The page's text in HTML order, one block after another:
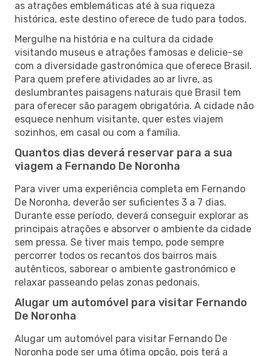
as atrações emblemáticas até à sua riqueza
histórica, este destino oferece de tudo para todos.
Mergulhe na história e na cultura da cidade
visitando museus e atrações famosas e delicie-se
com a diversidade gastronómica que oferece Brasil.
Para quem prefere atividades ao ar livre, as
deslumbrantes paisagens naturais que Brasil tem
para oferecer são paragem obrigatória. A cidade não
esquece nenhum visitante, quer estes viajem
sozinhos, em casal ou com a família.
Quantos dias deverá reservar para a sua
viagem a Fernando De Noronha
Para viver uma experiência completa em Fernando
De Noronha, deverão ser suficientes 3 a 7 dias.
Durante esse período, deverá conseguir explorar as
principais atrações e absorver o ambiente da cidade
sem pressa. Se tiver mais tempo, pode sempre
percorrer todos os recantos dos bairros mais
autênticos, saborear o ambiente gastronómico e
relaxar passeando pelas zonas pedonais.
Alugar um automóvel para visitar Fernando
De Noronha
Alugar um automóvel para visitar Fernando De
Noronha pode ser uma ótima opção, pois terá a